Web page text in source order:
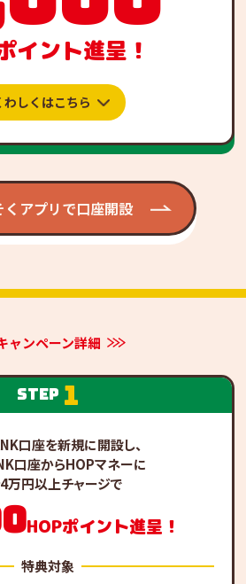
イント進呈！
わしくはこちら
くアプリで口座開設
ャンペーン詳細
step 1
口座を新規に開設し、
口座からHOPマネーに
万円以上チャージで
HOPポイント進呈！
特典対象